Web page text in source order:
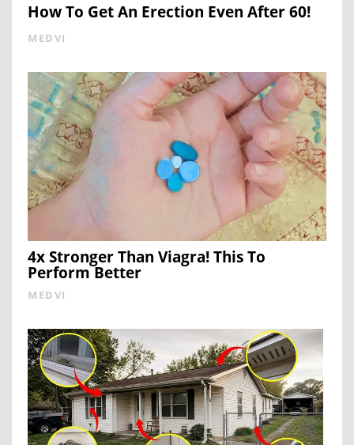
How To Get An Erection Even After 60!
MEDVI
4x Stronger Than Viagra! This To
Perform Better
MEDVI